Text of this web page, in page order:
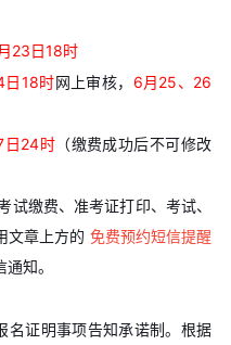
23日18时
日18时网上审核， 6月25、26
日24时 （缴费成功后不可修改
缴费、准考证打印、考试、
文章上方的 免费预约短信提醒
知。
名证明事项告知承诺制。根据